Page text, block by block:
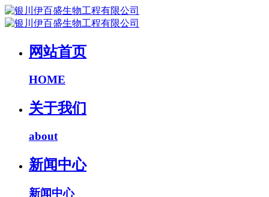
网站首页
HOME
关于我们
about
新闻中心
新闻中心